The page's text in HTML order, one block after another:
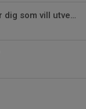
Microutbildningar från SvFF – för dig som vill utvecklas som ledare